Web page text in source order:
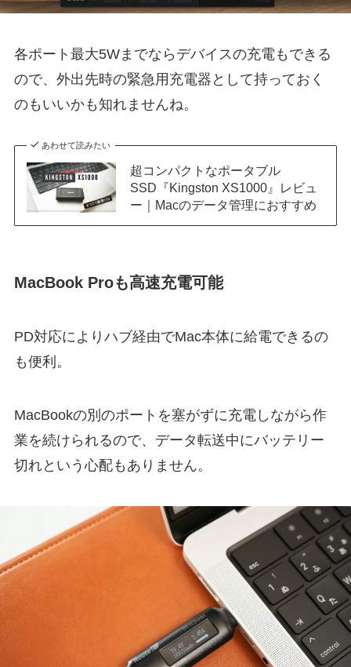
各ポート最大5Wまでならデバイスの充電もできる
ので、外出先時の緊急用充電器として持っておく
のもいいかも知れませんね。
あわせて読みたい
超コンパクトなポータブル
SSD『Kingston XS1000』レビュ
ー｜Macのデータ管理におすすめ
MacBook Proも高速充電可能
PD対応によりハブ経由でMac本体に給電できるの
も便利。
MacBookの別のポートを塞がずに充電しながら作
業を続けられるので、データ転送中にバッテリー
切れという心配もありません。